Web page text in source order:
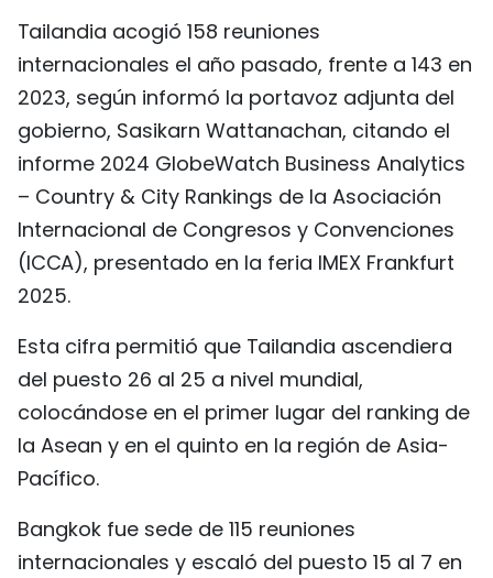
中文
FRANÇAIS
РУССКИЙ
Tailandia acogió 158 reuniones
internacionales el año pasado, frente a 143 en
2023, según informó la portavoz adjunta del
gobierno, Sasikarn Wattanachan, citando el
informe 2024 GlobeWatch Business Analytics
– Country & City Rankings de la Asociación
Internacional de Congresos y Convenciones
(ICCA), presentado en la feria IMEX Frankfurt
2025.
Esta cifra permitió que Tailandia ascendiera
del puesto 26 al 25 a nivel mundial,
colocándose en el primer lugar del ranking de
la Asean y en el quinto en la región de Asia-
Pacífico.
Bangkok fue sede de 115 reuniones
internacionales y escaló del puesto 15 al 7 en